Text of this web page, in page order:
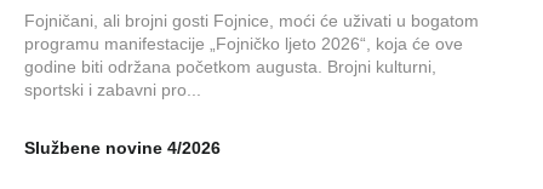
Fojničani, ali brojni gosti Fojnice, moći će uživati u bogatom
programu manifestacije „Fojničko ljeto 2026“, koja će ove
godine biti održana početkom augusta. Brojni kulturni,
sportski i zabavni pro...
Službene novine 4/2026